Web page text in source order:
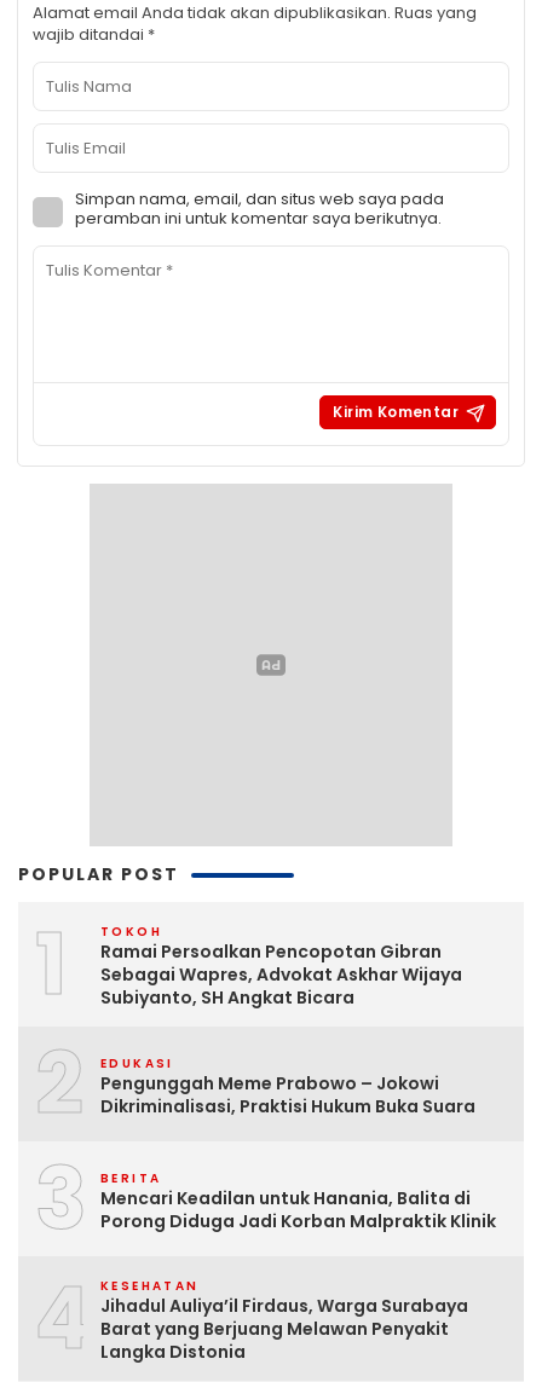
Alamat email Anda tidak akan dipublikasikan. Ruas yang
wajib ditandai *
Simpan nama, email, dan situs web saya pada
peramban ini untuk komentar saya berikutnya.
POPULAR POST
1 TOKOH
Ramai Persoalkan Pencopotan Gibran
Sebagai Wapres, Advokat Askhar Wijaya
Subiyanto, SH Angkat Bicara
2 EDUKASI
Pengunggah Meme Prabowo – Jokowi
Dikriminalisasi, Praktisi Hukum Buka Suara
3 BERITA
Mencari Keadilan untuk Hanania, Balita di
Porong Diduga Jadi Korban Malpraktik Klinik
4 KESEHATAN
Jihadul Auliya’il Firdaus, Warga Surabaya
Barat yang Berjuang Melawan Penyakit
Langka Distonia